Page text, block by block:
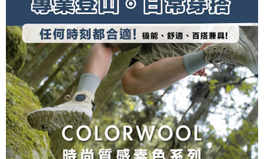
semakan khusus" yang tidak lulus, ini menunjukkan bahawa sistem
penilaian tidak mencukupi, tiada penjelasan mengenai kandungan
penilaian boleh diberikan.
【Penerangan Kaedah Pembayaran】
1. Pembayaran ansuran tidak digabungkan dalam bil telekomunikasi,
"Pembayaran Ansuran Gogo" akan menghantar SMS peringatan
pembayaran selepas tarikh penyelesaian bulanan.
2. Melalui pautan SMS untuk membuka bil, anda boleh memilih untuk
membayar melalui "Kod bar kedai serbaneka / Kedai rasmi Taiwan
Mobile / Pemindahan bank / Pembayaran J街口 / iPASS MONEY" dan
saluran lain.
【Nota Penting】
1. Perkhidmatan ini disediakan oleh "Taiwan Mobile Co., Ltd." untuk